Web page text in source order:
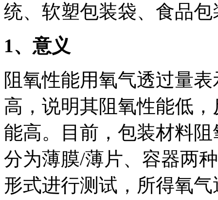
统、软塑包装袋、食品
1、意义
阻氧性能用氧气透过量
高，说明其阻氧性能低
能高。目前，包装材料
分为薄膜/薄片、容器两
形式进行测试，所得氧